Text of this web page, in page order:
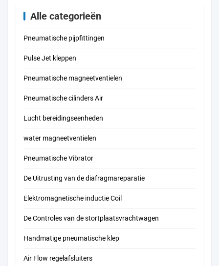
50/60 6720 MSFW-
110-50/60 4540
MSFW-230-50/60
Alle categorieën
Pneumatische pijpfittingen
Pulse Jet kleppen
Pneumatische magneetventielen
Pneumatische cilinders Air
Lucht bereidingseenheden
water magneetventielen
Pneumatische Vibrator
De Uitrusting van de diafragmareparatie
Elektromagnetische inductie Coil
De Controles van de stortplaatsvrachtwagen
Handmatige pneumatische klep
Air Flow regelafsluiters